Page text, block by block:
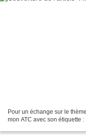
Pour un échange sur le
mon ATC avec son étiquette :